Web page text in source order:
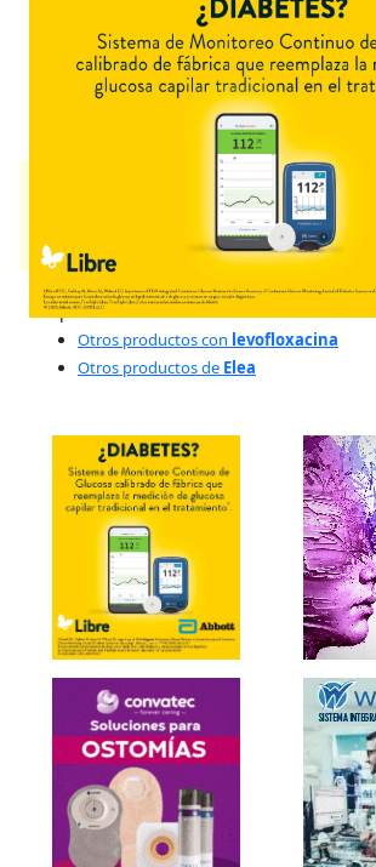
IOMA
OS$5.272,14AF$15.854,41
levofloxacinay se indica como
y cuenta con 2 presentaciones
Algunas presentaciones cuentan con cobertura PAMI.
Explorar más
Otros productos con levofloxacina
Otros productos de Elea